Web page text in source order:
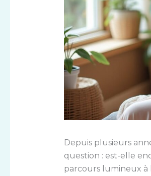
Depuis plusieurs
question : est-elle
parcours lumineux à